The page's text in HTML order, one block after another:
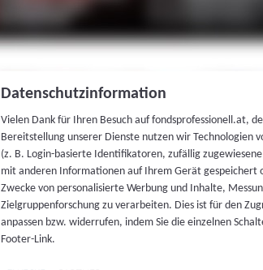
Datenschutzinformation
Vielen Dank für Ihren Besuch auf fondsprofessionell.at,
Bereitstellung unserer Dienste nutzen wir Technologien
(z. B. Login-basierte Identifikatoren, zufällig
mit anderen Informationen auf Ihrem Gerät gespeichert
Zwecke von personalisierte Werbung und Inhalte,
Zielgruppenforschung zu verarbeiten. Dies ist für den
anpassen bzw. widerrufen, indem Sie die einzelnen
Footer-Link.